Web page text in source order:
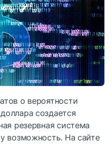
о вероятности
создается
резервная система
возможность. На сайте